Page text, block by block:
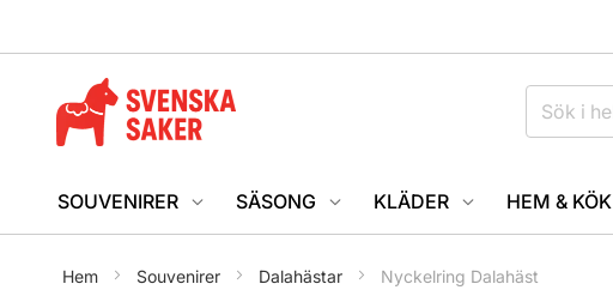
SOUVENIRER SÄSONG KLÄDER HEM & KÖK
Hem Souvenirer Dalahästar Nyckelring Dalahäst